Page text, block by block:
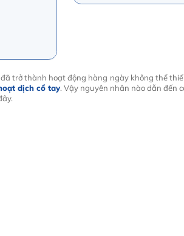
trở thành hoạt động hàng ngày không thể
dịch cổ tay. Vậy nguyên nhân nào dẫn đến